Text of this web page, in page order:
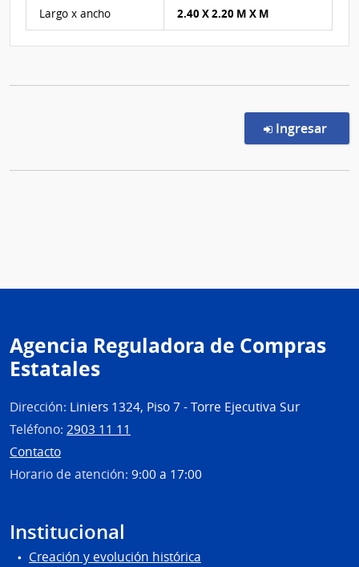
Largo x ancho 2.40 X 2.20 M X M
Ingresar
Agencia Reguladora de Compras
Estatales
Dirección: Liniers 1324, Piso 7 - Torre Ejecutiva Sur
Teléfono: 2903 11 11
Contacto
Horario de atención: 9:00 a 17:00
Institucional
Creación y evolución histórica